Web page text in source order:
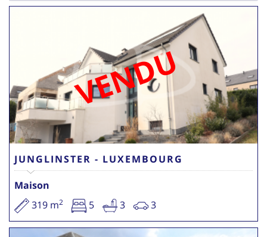
VENDU
JUNGLINSTER - LUXEMBOURG
Maison
319 m2 5 3 3